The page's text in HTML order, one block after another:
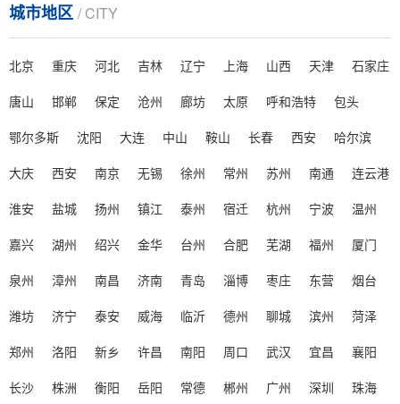
城市地区 / CITY
北京 重庆 河北 吉林 辽宁 上海 山西 天津
石家庄
唐山
邯郸 保定 沧州 廊坊 太原 呼和浩特
包头
鄂尔多斯
沈阳 大连 中山 鞍山 长春 西安
哈尔滨
大庆
西安 南京 无锡 徐州 常州 苏州 南通
连云港
淮安
盐城 扬州 镇江 泰州 宿迁 杭州 宁波
温州
嘉兴
湖州 绍兴 金华 台州 合肥 芜湖 福州
厦门
泉州
漳州 南昌 济南 青岛 淄博 枣庄 东营
烟台
潍坊
济宁 泰安 威海 临沂 德州 聊城 滨州
菏泽
郑州
洛阳 新乡 许昌 南阳 周口 武汉 宜昌
襄阳
长沙
株洲 衡阳 岳阳 常德 郴州 广州 深圳 珠海